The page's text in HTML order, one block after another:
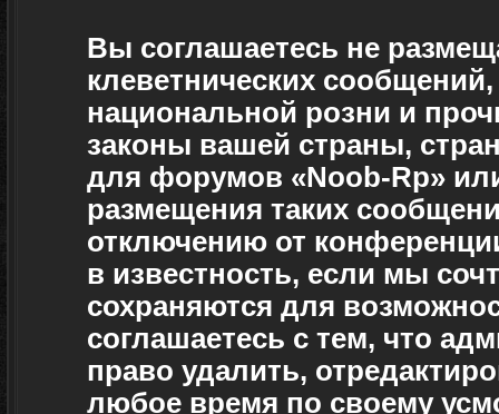
Вы соглашаетесь не
клеветнических
национальной розни и
законы вашей страны,
для форумов «Noob-Rp»
размещения таких
отключению от
в известность, если мы
сохраняются для
соглашаетесь с тем, что
право удалить,
любое время по своему